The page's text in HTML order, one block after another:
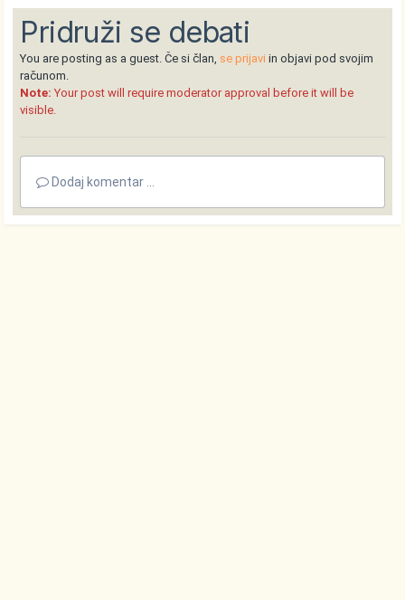
Pridruži se debati
You are posting as a guest. Če si član, se prijavi in objavi pod svojim
računom.
Note: Your post will require moderator approval before it will be
visible.
Dodaj komentar ...